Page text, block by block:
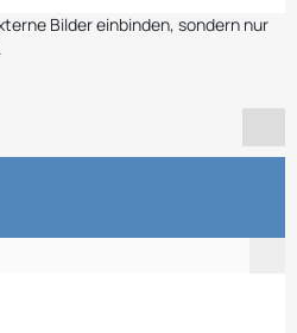
Bilder einbinden, sondern nur